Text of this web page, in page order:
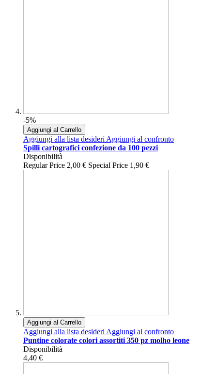
-5%
Aggiungi al Carrello
Aggiungi alla lista desideriAggiungi al confronto
Spilli cartografici confezione da 100 pezzi
Disponibilità
Regular Price 2,00 € Special Price 1,90 €
Aggiungi al Carrello
Aggiungi alla lista desideriAggiungi al confronto
Puntine colorate colori assortiti 350 pz molho leone
Disponibilità
4,40 €